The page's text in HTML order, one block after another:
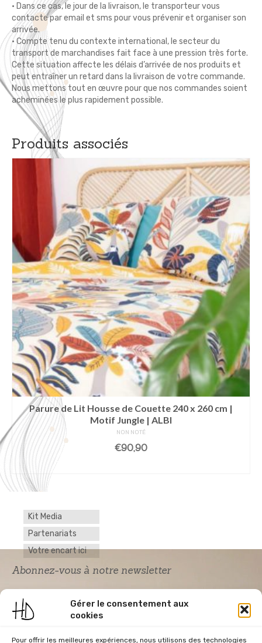
Gérer le consentement aux
cookies
Pour offrir les meilleures expériences, nous utilisons des technologies
• Dans ce cas, le jour de la livraison, le transporteur vous
contacte par email et sms pour vous prévenir et organiser son
arrivée.
• Compte tenu du contexte international, le secteur du
transport de marchandises fait face à une pression très forte.
Cette situation affecte les délais d’arrivée de nos produits et
peut entraîner un retard dans la livraison de votre commande.
Nous mettons tout en œuvre pour que nos commandes soient
acheminées le plus rapidement possible.
Produits associés
Parure de Lit Housse de Couette 240 x 260 cm |
Motif Jungle | ALBI
NON NOTÉ
€90,90
Kit Media
Partenariats
Votre encart ici
Abonnez-vous à notre newsletter